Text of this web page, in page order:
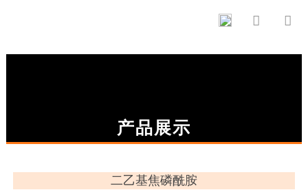
 
产品展示
二乙基焦磷酰胺